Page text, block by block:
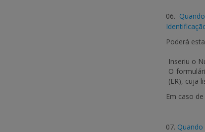
06.
Poderá
Inseriu o
O
(ER), cuja
Em caso
07.